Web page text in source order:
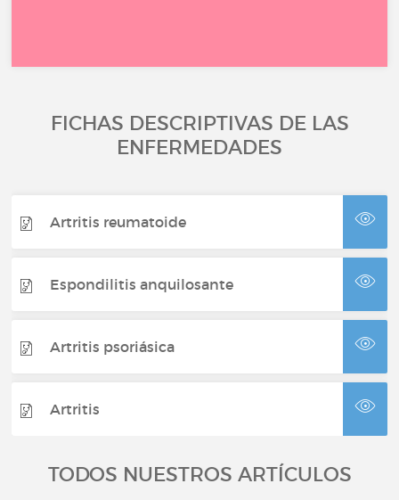
FICHAS DESCRIPTIVAS DE LAS
ENFERMEDADES
Artritis reumatoide
Espondilitis anquilosante
Artritis psoriásica
Artritis
TODOS NUESTROS ARTÍCULOS